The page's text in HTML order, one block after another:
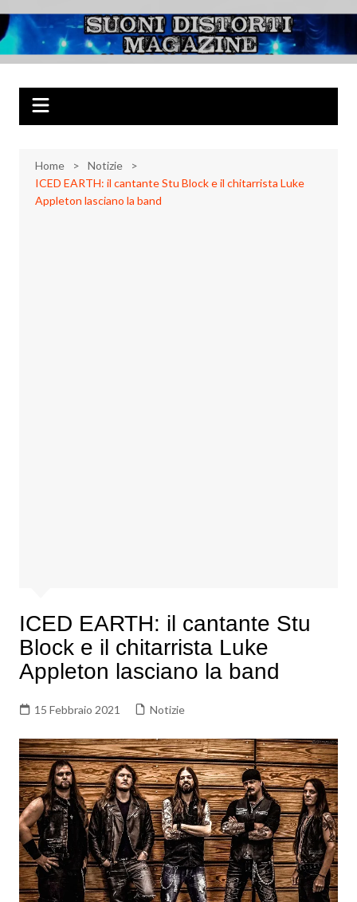
al
contenuto
Suoni Distorti
Magazine
Musica Rock, Metal, Punk e varie sonorità alternative
Home
Notizie
ICED EARTH: il cantante Stu Block e il chitarrista Luke
Appleton lasciano la band
ICED EARTH: il cantante Stu
Block e il chitarrista Luke
Appleton lasciano la band
15 Febbraio 2021 Notizie